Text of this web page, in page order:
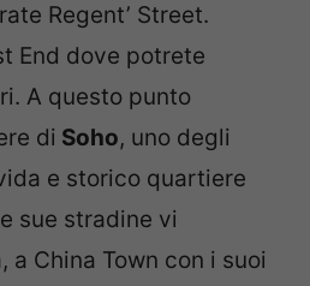
Regent’ Street.
End dove potrete
A questo punto
di Soho, uno degli
e storico quartiere
sue stradine vi
a China Town con i suoi